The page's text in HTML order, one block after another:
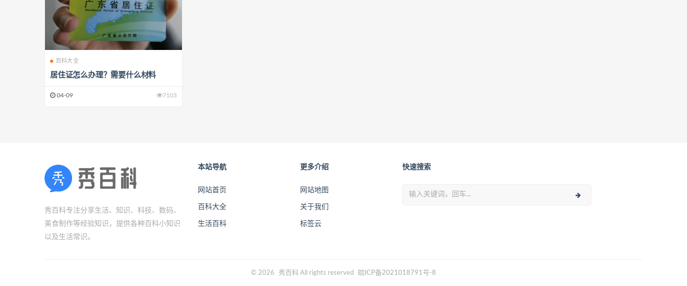
百科大全
居住证怎么办理？需要什么材料
04-09 7103
秀百科专注分享生活、知识、科技、数码、
美食制作等经验知识，提供各种百科小知识
以及生活常识。
本站导航
网站首页
百科大全
生活百科
更多介绍
网站地图
关于我们
标签云
快速搜索
© 2026 秀百科 All rights reserved 皖ICP备2021018791号-8